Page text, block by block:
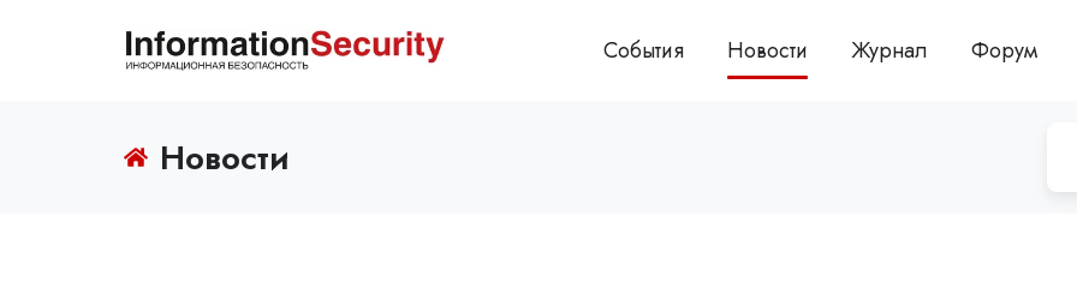
События Новости Журнал Форум
Новости